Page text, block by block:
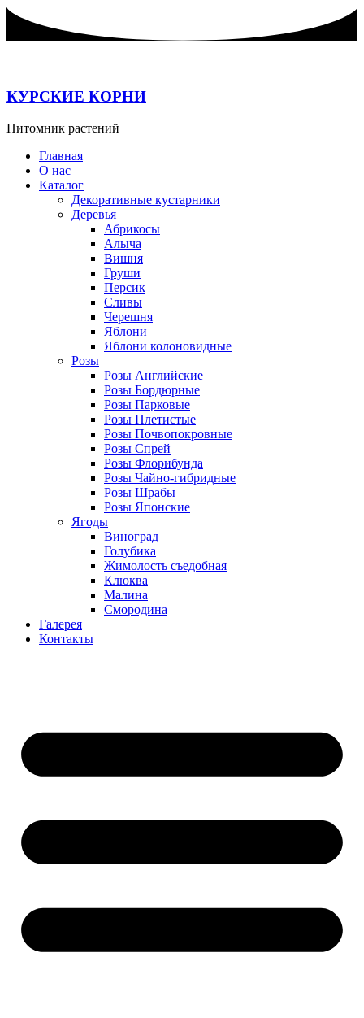
Перейти
содержимому
КУРСКИЕ КОРНИ
Питомник растений
Главная
О нас
Каталог
Декоративные кустарники
Деревья
Абрикосы
Алыча
Вишня
Груши
Персик
Сливы
Черешня
Яблони
Яблони колоновидные
Розы
Розы Английские
Розы Бордюрные
Розы Парковые
Розы Плетистые
Розы Почвопокровные
Розы Спрей
Розы Флорибунда
Розы Чайно-гибридные
Розы Шрабы
Розы Японские
Ягоды
Виноград
Голубика
Жимолость съедобная
Клюква
Малина
Смородина
Галерея
Контакты